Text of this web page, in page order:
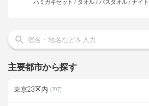
ハミガキセット / タオル / バスタオル / ナイ
主要都市から探す
東京23区内 (797)